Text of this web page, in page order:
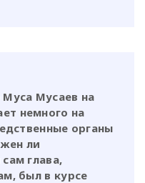
Муса Мусаев на
немного на
органы
ли
глава,
был в курсе